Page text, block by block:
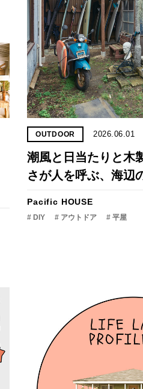
OUTDOOR 2026.06.01
潮風と日当たりと木
さが人を呼ぶ、海辺
Pacific HOUSE
# DIY # アウトドア # 平屋